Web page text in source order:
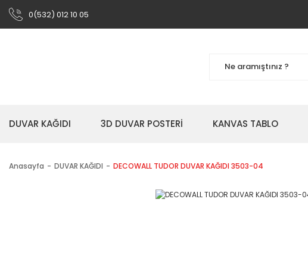
0(532) 012 10 05
DUVAR KAĞIDI 3D DUVAR POSTERİ KANVAS TABLO
Anasayfa DUVAR KAĞIDI DECOWALL TUDOR DUVAR KAĞIDI 3503-04